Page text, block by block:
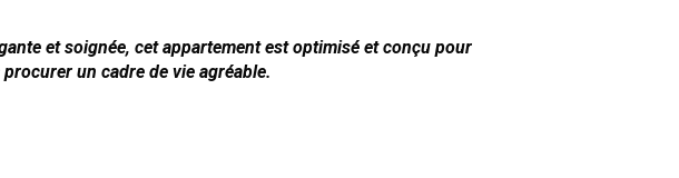
et soignée, cet appartement est optimisé et conçu pour
un cadre de vie agréable.